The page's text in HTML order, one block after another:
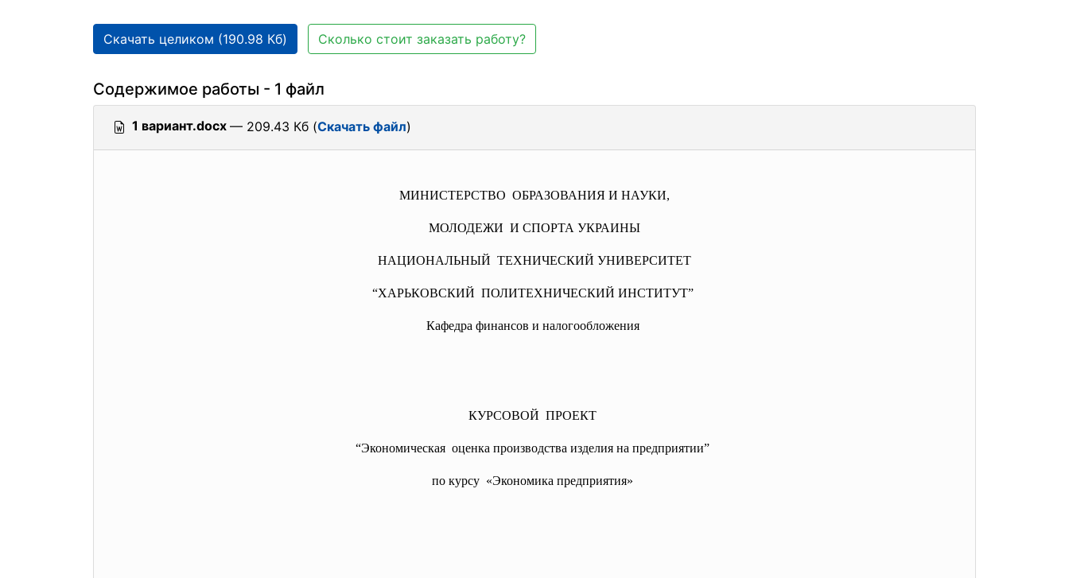
Скачать целиком (190.98 Кб) Сколько стоит заказать работу?
Содержимое работы - 1 файл
1 вариант.docx — 209.43 Кб (Скачать файл)
МИНИСТЕРСТВО ОБРАЗОВАНИЯ И НАУКИ,
МОЛОДЕЖИ И СПОРТА УКРАИНЫ
НАЦИОНАЛЬНЫЙ ТЕХНИЧЕСКИЙ УНИВЕРСИТЕТ
“ХАРЬКОВСКИЙ ПОЛИТЕХНИЧЕСКИЙ ИНСТИТУТ”
Кафедра финансов и налогообложения
КУРСОВОЙ ПРОЕКТ
“Экономическая оценка производства изделия на предприятии”
по курсу «Экономика предприятия»